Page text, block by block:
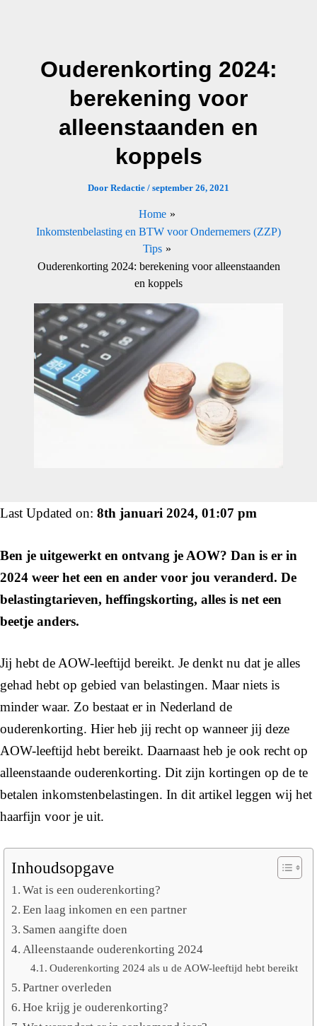
Ouderenkorting 2024:
berekening voor
alleenstaanden en
koppels
Door Redactie / september 26, 2021
Home
Inkomstenbelasting en BTW voor Ondernemers (ZZP)
Tips
Ouderenkorting 2024: berekening voor alleenstaanden
en koppels
Last Updated on: 8th januari 2024, 01:07 pm
Ben je uitgewerkt en ontvang je AOW? Dan is er in
2024 weer het een en ander voor jou veranderd. De
belastingtarieven, heffingskorting, alles is net een
beetje anders.
Jij hebt de AOW-leeftijd bereikt. Je denkt nu dat je alles
gehad hebt op gebied van belastingen. Maar niets is
minder waar. Zo bestaat er in Nederland de
ouderenkorting. Hier heb jij recht op wanneer jij deze
AOW-leeftijd hebt bereikt. Daarnaast heb je ook recht op
alleenstaande ouderenkorting. Dit zijn kortingen op de te
betalen inkomstenbelastingen. In dit artikel leggen wij het
haarfijn voor je uit.
Inhoudsopgave
Wat is een ouderenkorting?
Een laag inkomen en een partner
Samen aangifte doen
Alleenstaande ouderenkorting 2024
Ouderenkorting 2024 als u de AOW-leeftijd hebt bereikt
Partner overleden
Hoe krijg je ouderenkorting?